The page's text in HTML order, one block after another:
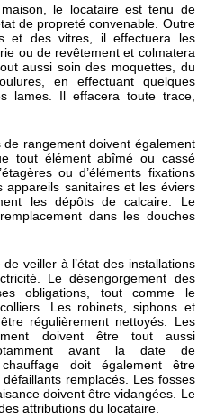
le locataire est tenu de
de propreté convenable. Outre
et des vitres, il effectuera les
ou de revêtement et colmatera
aussi soin des moquettes, du
en effectuant quelques
lames. Il effacera toute trace,
rangement doivent également
tout élément abîmé ou cassé
ou d’éléments fixations
sanitaires et les éviers
les dépôts de calcaire. Le
dans les douches
veiller à l’état des installations
Le désengorgement des
obligations, tout comme le
Les robinets, siphons et
régulièrement nettoyés. Les
doivent être tout aussi
avant la date de
doit également être
remplacés. Les fosses
doivent être vidangées. Le
attributions du locataire.